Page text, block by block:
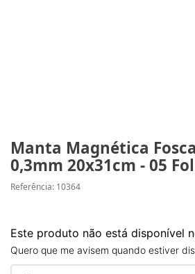
Manta Magnética
0,3mm 20x31cm - 05
Referência: 10364
Este produto não está disponível
Quero que me avisem quando estiver